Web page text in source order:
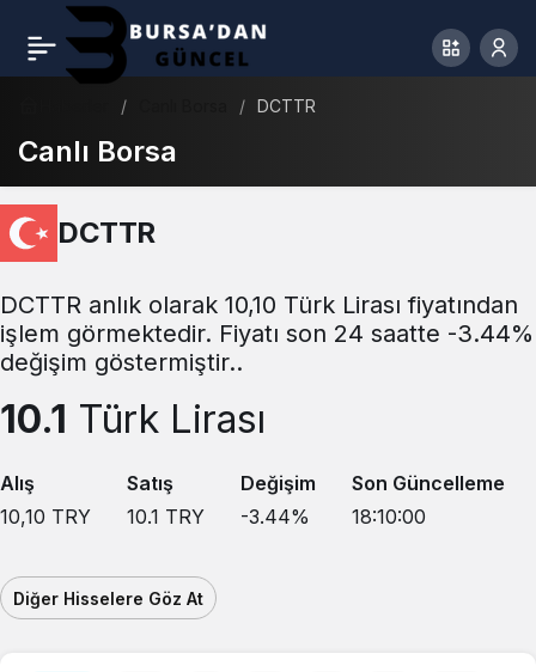
DCTTR
Canlı Borsa
DCTTR
DCTTR anlık olarak 10,10 Türk Lirası fiyatından
işlem görmektedir. Fiyatı son 24 saatte -3.44%
değişim göstermiştir..
10.1 Türk Lirası
Alış
10,10 TRY
Satış
10.1 TRY
Değişim
-3.44%
Son Güncelleme
18:10:00
Diğer Hisselere Göz At